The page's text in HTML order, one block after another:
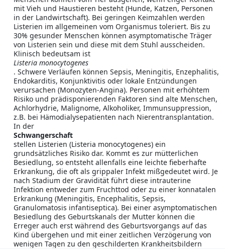
mit Vieh und Haustieren besteht (Hunde, Katzen, Personen
in der Landwirtschaft). Bei geringen Keimzahlen werden
Listerien im allgemeinen vom Organismus toleriert. Bis zu
30% gesunder Menschen können asymptomatische Träger
von Listerien sein und diese mit dem Stuhl ausscheiden.
Klinisch bedeutsam ist
Listeria monocytogenes
. Schwere Verläufen können Sepsis, Meningitis, Enzephalitis,
Endokarditis, Konjunktivitis oder lokale Entzündungen
verursachen (Monozyten-Angina). Personen mit erhöhtem
Risiko und prädisponierenden Faktoren sind alte Menschen,
Achlorhydrie, Malignome, Alkoholiker, Immunsuppression,
z.B. bei Hämodialysepatienten nach Nierentransplantation.
In der
Schwangerschaft
stellen Listerien (Listeria monocytogenes) ein
grundsätzliches Risiko dar. Kommt es zur mütterlichen
Besiedlung, so entsteht allenfalls eine leichte fieberhafte
Erkrankung, die oft als grippaler Infekt mißgedeutet wird. Je
nach Stadium der Gravidität führt diese intrauterine
Infektion entweder zum Fruchttod oder zu einer konnatalen
Erkrankung (Meningitis, Encephalitis, Sepsis,
Granulomatosis infantiseptica). Bei einer asymptomatischen
Besiedlung des Geburtskanals der Mutter können die
Erreger auch erst während des Geburtsvorgangs auf das
Kind übergehen und mit einer zeitlichen Verzögerung von
wenigen Tagen zu den geschilderten Krankheitsbildern